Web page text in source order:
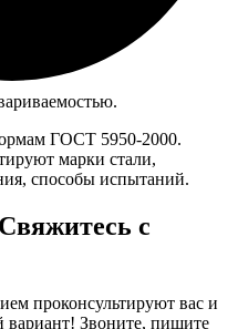
ГОСТ 5950-2000.
марки стали,
способы испытаний.
с
проконсультируют вас и
вариант! Звоните, пишите